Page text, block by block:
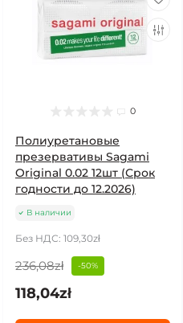
0
Полиуретановые
презервативы Sagami
Original 0.02 12шт (Срок
годности до 12.2026)
В наличии
Без НДС: 109,30zł
236,08zł -50%
118,04zł